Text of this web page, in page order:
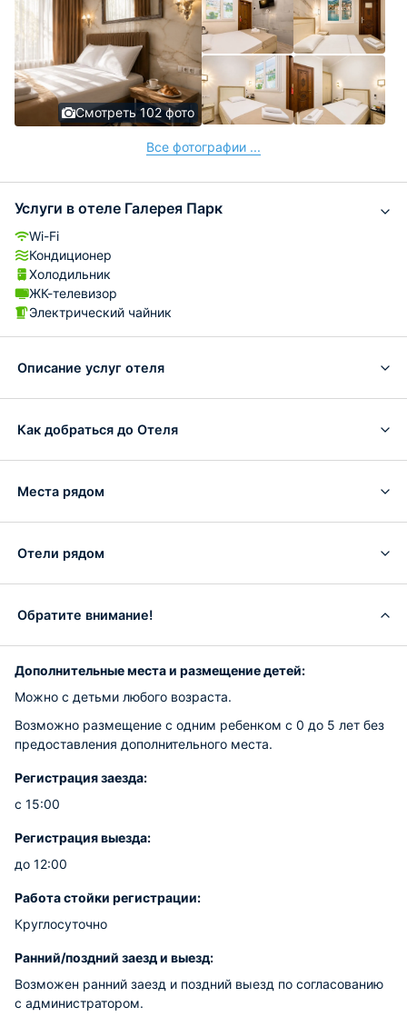
Смотреть 102 фото
Все фотографии ...
Услуги в отеле Галерея Парк
Wi-Fi
Кондиционер
Холодильник
ЖК-телевизор
Электрический чайник
Описание услуг отеля
Как добраться до Отеля
Места рядом
Отели рядом
Обратите внимание!
Дополнительные места и размещение детей:
Можно с детьми любого возраста.
Возможно размещение с одним ребенком с 0 до 5 лет без
предоставления дополнительного места.
Регистрация заезда:
с 15:00
Регистрация выезда:
до 12:00
Работа стойки регистрации:
Круглосуточно
Ранний/поздний заезд и выезд:
Возможен ранний заезд и поздний выезд по согласованию
с администратором.